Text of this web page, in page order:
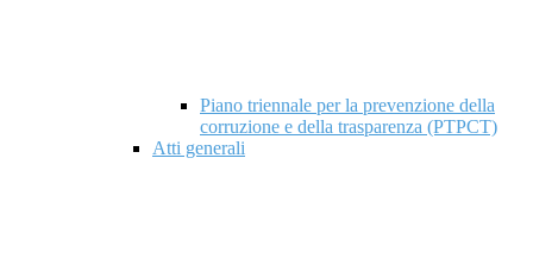
Piano triennale per la prevenzione della
corruzione e della trasparenza (PTPCT)
Atti generali